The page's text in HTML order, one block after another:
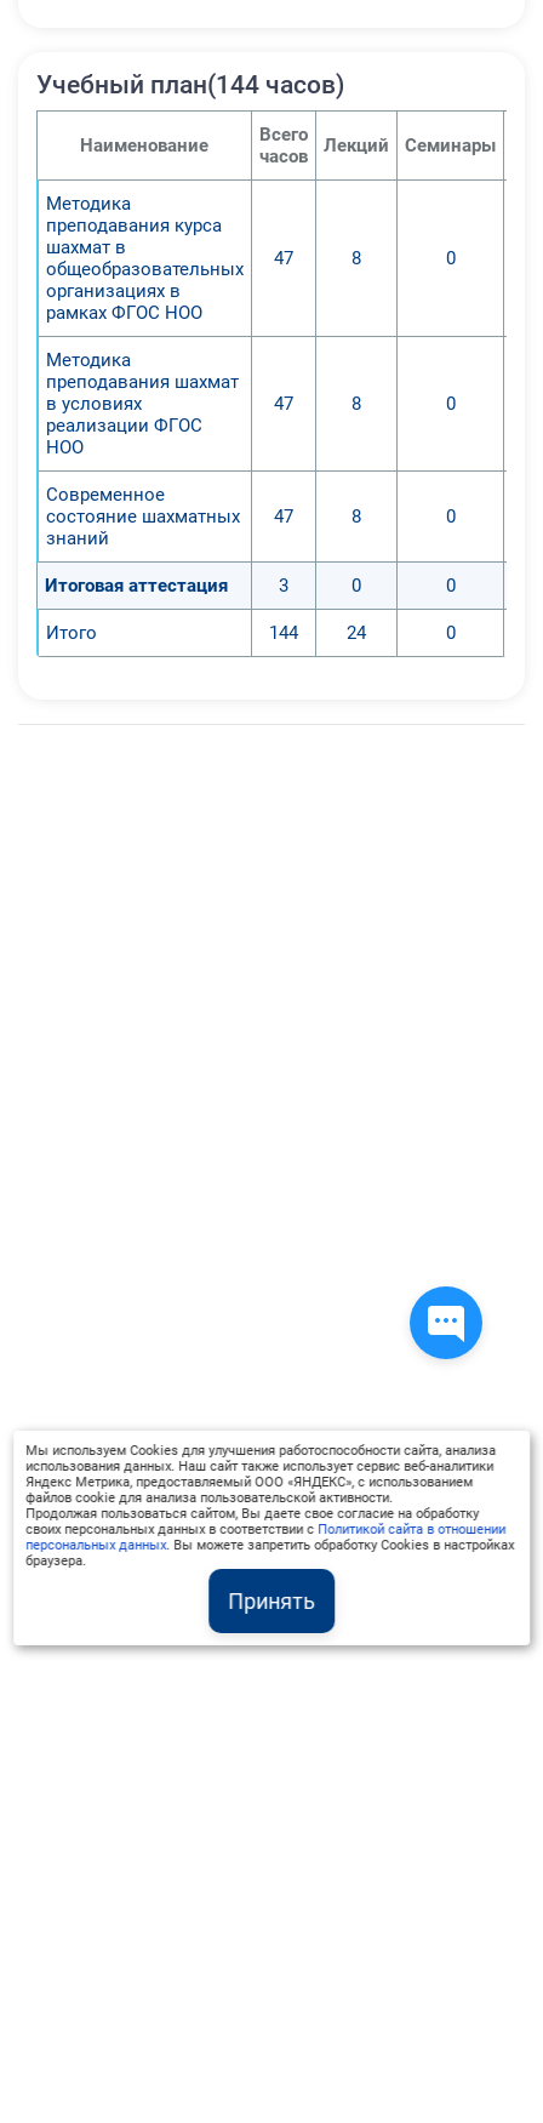
эмоционально-волевой сферы
обучающихся с помощью
шахматного образования, в том
преподавания шахмат;
6. Получени педагогами опыт
преподавания учебного предмета
Учебный план(144 часов)
Наименование
Всего
часов
Лекций Семинары
Методика
преподавания курса
шахмат в
общеобразовательных
организациях в
рамках ФГОС НОО
47 8 0
Методика
преподавания шахмат
в условиях
реализации ФГОС
НОО
47 8 0
Современное
состояние шахматных
знаний
47 8 0
Итоговая аттестация 3 0 0
Итого 144 24 0
Принять
Мы используем Cookies для улучшения работоспособности сайта, анализа
использования данных. Наш сайт также использует сервис веб-аналитики
Яндекс Метрика, предоставляемый ООО «ЯНДЕКС», с использованием
файлов cookie для анализа пользовательской активности.
Продолжая пользоваться сайтом, Вы даете свое согласие на обработку
своих персональных данных в соответствии с Политикой сайта в отношении
персональных данных. Вы можете запретить обработку Cookies в настройках
браузера.